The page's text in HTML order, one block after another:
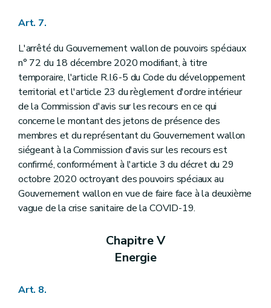
Art. 7.
L'arrêté du Gouvernement wallon de pouvoirs spéciaux
n° 72 du 18 décembre 2020 modifiant, à titre
temporaire, l'article R.I.6-5 du Code du développement
territorial et l'article 23 du règlement d'ordre intérieur
de la Commission d'avis sur les recours en ce qui
concerne le montant des jetons de présence des
membres et du représentant du Gouvernement wallon
siégeant à la Commission d'avis sur les recours est
confirmé, conformément à l'article 3 du décret du 29
octobre 2020 octroyant des pouvoirs spéciaux au
Gouvernement wallon en vue de faire face à la deuxième
vague de la crise sanitaire de la COVID-19.
Chapitre V
Energie
Art. 8.